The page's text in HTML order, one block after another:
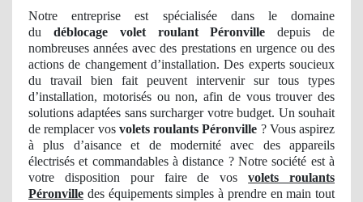
Notre entreprise est spécialisée dans le domaine
du déblocage volet roulant Péronville depuis de
nombreuses années avec des prestations en urgence ou des
actions de changement d’installation. Des experts soucieux
du travail bien fait peuvent intervenir sur tous types
d’installation, motorisés ou non, afin de vous trouver des
solutions adaptées sans surcharger votre budget. Un souhait
de remplacer vos volets roulants Péronville ? Vous aspirez
à plus d’aisance et de modernité avec des appareils
électrisés et commandables à distance ? Notre société est à
votre disposition pour faire de vosvolets roulants
Péronville des équipements simples à prendre en main tout